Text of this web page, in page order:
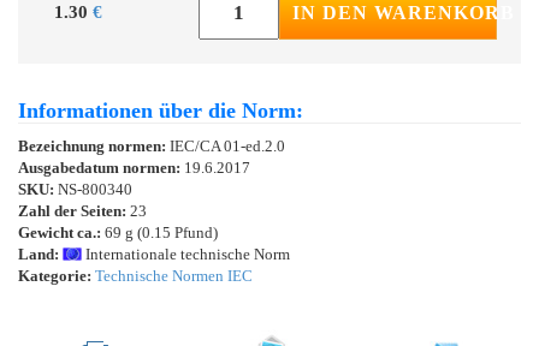
1.30 € IN DEN WARENKORB
Informationen über die Norm:
Bezeichnung normen: IEC/CA 01-ed.2.0
Ausgabedatum normen: 19.6.2017
SKU: NS-800340
Zahl der Seiten: 23
Gewicht ca.: 69 g (0.15 Pfund)
Land:
Internationale technische Norm
Kategorie: Technische Normen IEC